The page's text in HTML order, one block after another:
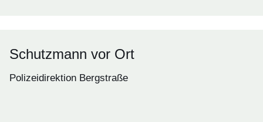
Schutzmann vor Ort
Polizeidirektion Bergstraße